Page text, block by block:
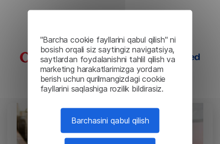
"Barcha cookie fayllarini qabul qilish" ni
bosish orqali siz saytingiz navigatsiya,
saytlardan foydalanishni tahlil qilish va
marketing harakatlarimizga yordam
berish uchun qurilmangizdagi cookie
fayllarini saqlashiga rozilik bildirasiz.
Barchasini qabul qilish